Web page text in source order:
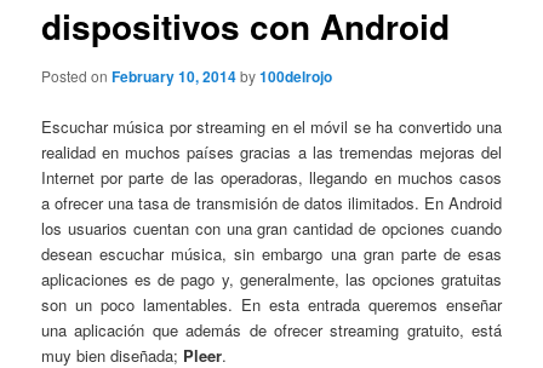
dispositivos con Android
Posted onFebruary 10, 2014by100delrojo
Escuchar música por streaming en el móvil se ha convertido una
realidad en muchos países gracias a las tremendas mejoras del
Internet por parte de las operadoras, llegando en muchos casos
a ofrecer una tasa de transmisión de datos ilimitados. En Android
los usuarios cuentan con una gran cantidad de opciones cuando
desean escuchar música, sin embargo una gran parte de esas
aplicaciones es de pago y, generalmente, las opciones gratuitas
son un poco lamentables. En esta entrada queremos enseñar
una aplicación que además de ofrecer streaming gratuito, está
muy bien diseñada; Pleer.